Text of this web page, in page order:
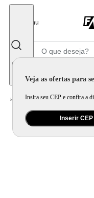
Menu
Veja as ofertas para
Insira seu CEP e confira a
Inserir CEP
Home Bebê / Passeio / Carrinho de Passeio /